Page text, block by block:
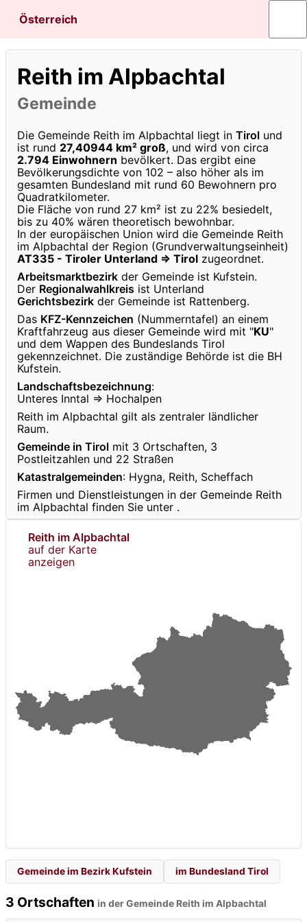
Österreich
Reith im Alpbachtal
Gemeinde
Die Gemeinde Reith im Alpbachtal liegt in Tirol und
ist rund 27,40944 km² groß, und wird von circa
2.794 Einwohnern bevölkert. Das ergibt eine
Bevölkerungsdichte von 102 – also höher als im
gesamten Bundesland mit rund 60 Bewohnern pro
Quadratkilometer.
Die Fläche von rund 27 km² ist zu 22% besiedelt,
bis zu 40% wären theoretisch bewohnbar.
In der europäischen Union wird die Gemeinde Reith
im Alpbachtal der Region (Grundverwaltungseinheit)
AT335 - Tiroler Unterland ⇒ Tirol zugeordnet.
Arbeitsmarktbezirk der Gemeinde ist Kufstein.
Der Regionalwahlkreis ist Unterland
Gerichtsbezirk der Gemeinde ist Rattenberg.
Das KFZ-Kennzeichen (Nummerntafel) an einem
Kraftfahrzeug aus dieser Gemeinde wird mit "KU"
und dem Wappen des Bundeslands Tirol
gekennzeichnet. Die zuständige Behörde ist die BH
Kufstein.
Landschaftsbezeichnung:
Unteres Inntal ⇒ Hochalpen
Reith im Alpbachtal gilt als zentraler ländlicher
Raum.
Gemeinde in Tirol mit 3 Ortschaften, 3
Postleitzahlen und 22 Straßen
Katastralgemeinden: Hygna, Reith, Scheffach
Firmen und Dienstleistungen in der Gemeinde Reith
im Alpbachtal finden Sie unter .
Reith im Alpbachtal
auf der Karte
anzeigen
Gemeinde im Bezirk Kufstein im Bundesland Tirol
3 Ortschaften in der Gemeinde Reith im Alpbachtal